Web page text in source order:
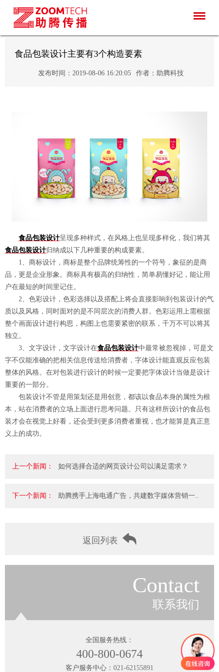
食品包装设计主要有3个构造要素
发布时间：2019-08-06 16:20:05 作者：助腾科技
食品包装设计呈现多种样式，在风格上也呈现多样化，我们将其
食品包装设计归纳成以下几种重要的构成要素。
1、商标设计，商标是整个品牌统筹性的一个符号，象征的是商
品，更是企业形象。商标具有极高的归纳性，简单易懂好记，能让用
户在最短的时间里记住。
2、色彩设计，色彩选择以及搭配上将会直接影响到包装设计的气
质以及风格，同时面对的是不同层次的消费人群。色彩运用上需根据
整个画面设计进行构思，构图上也需要紧密的联系，千万不可以将其
独立。
3、文字设计，文字设计在食品包装设计中最常被忽视掉，可是文
字不仅能准确的把相关信息传送给消费者，字体设计能直观反应包装
整体的风格。在对包装进行设计的时候一定要把字体设计当做是设计
重要的一部分。
包装设计不管是用策划还是用创意，都该以食品本身的属性为根
本，站在消费者的立场上面进行思考问题。只有这样所设计的食品包
装才会在视觉上好看，还会受到更多消费者重视，也才能算是真正意
义上的成功。
上一个新闻： 如何选择合适的网页设计公司以满足需求？
下一个新闻： 助腾携手上海电通广告，共建数字媒体营销一..
返回列表
Contact
联系我们
全国服务热线：
400-800-0674
客户服务中心： 021-62155891